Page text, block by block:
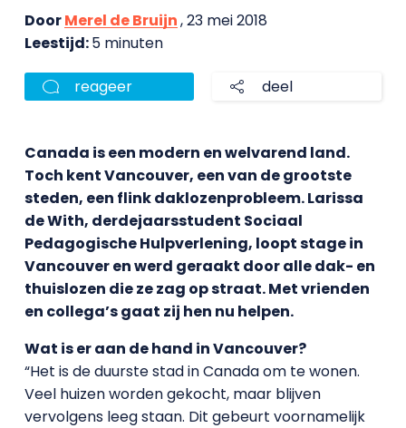
DoorMerel de Bruijn, 23 mei 2018
Leestijd:5 minuten
reageer deel
Canada is een modern en welvarend land.
Toch kent Vancouver, een van de grootste
steden, een flink daklozenprobleem. Larissa
de With, derdejaarsstudent Sociaal
Pedagogische Hulpverlening, loopt stage in
Vancouver en werd geraakt door alle dak- en
thuislozen die ze zag op straat. Met vrienden
en collega’s gaat zij hen nu helpen.
Wat is er aan de hand in Vancouver?
“Het is de duurste stad in Canada om te wonen.
Veel huizen worden gekocht, maar blijven
vervolgens leeg staan. Dit gebeurt voornamelijk